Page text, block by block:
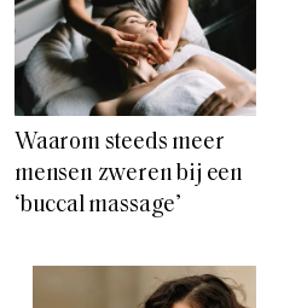
Waarom steeds meer
mensen zweren bij een
‘buccal massage’